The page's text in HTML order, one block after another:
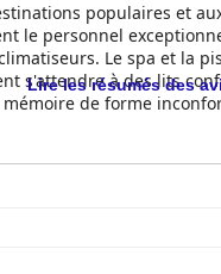
populaires et
le personnel
Le spa et la
s'attendre à des lits
de forme
Lire les résumés des